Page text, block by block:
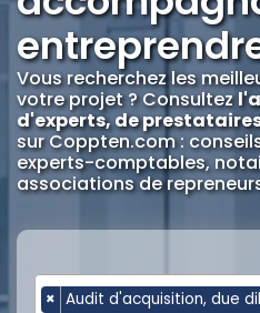
Vous recherchez les
votre projet ? Consultez
d'experts, de
sur Coppten.com :
experts-comptables,
associations de
× Audit d'acquisition, due